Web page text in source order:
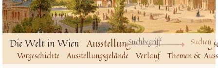
Die Welt in Wien Ausstellungsbauten
Vorgeschichte Ausstellungsgelände Verlauf Themen &